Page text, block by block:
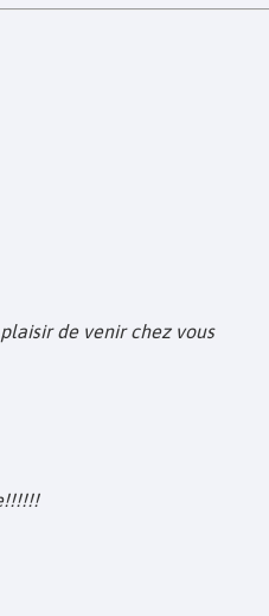
de venir chez vous